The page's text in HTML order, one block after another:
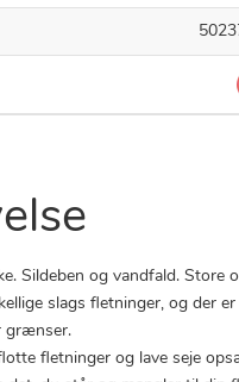
Sildeben og vandfald. Store
slags fletninger, og der
grænser.
fletninger og lave seje